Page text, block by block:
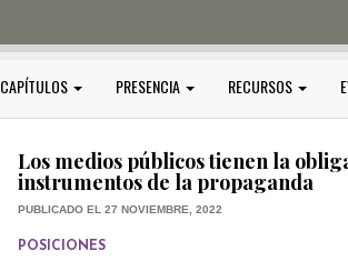
CAPÍTULOS PRESENCIA RECURSOS
PUBLICADO EL 17 DICIEMBRE, 2022
Los medios públicos tienen la
instrumentos de la propaganda
PUBLICADO EL 27 NOVIEMBRE, 2022
POSICIONES